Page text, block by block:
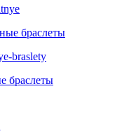
браслеты
браслеты